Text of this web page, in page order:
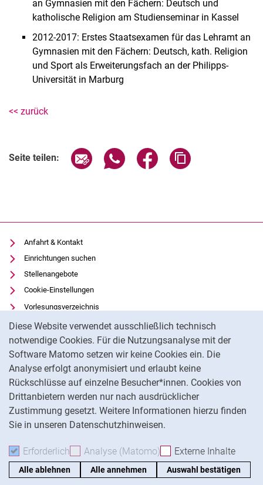
Diese Website verwendet ausschließlich technisch
notwendige Cookies. Für die Nutzungsanalyse mit der
Software Matomo setzen wir keine Cookies ein. Die
Analyse erfolgt anonymisiert und erlaubt keine
Rückschlüsse auf einzelne Besucher*innen. Cookies von
Drittanbietern werden nur nach ausdrücklicher
Zustimmung gesetzt. Weitere Informationen hierzu finden
Sie in unseren Datenschutzhinweisen.
Erforderlich Erforderliche Cookies akzeptieren
Analyse (Matomo) Analyse-Cookies
Externe Inhalte
Alle ablehnen Alle annehmen Auswahl bestätigen
an Gymnasien mit den Fächern: Deutsch und
katholische Religion am Studienseminar in Kassel
2012-2017: Erstes Staatsexamen für das Lehramt an
Gymnasien mit den Fächern: Deutsch, kath. Religion
und Sport als Erweiterungsfach an der Philipps-
Universität in Marburg
<< zurück
Seite teilen: Seite über E-Mail teilen
Seite über WhatsApp teilen
Seite über Facebook
Anfahrt & Kontakt
Einrichtungen suchen
Stellenangebote
Cookie-Einstellungen
Vorlesungsverzeichnis
Uni-Bibliothek
Moodle
Panopto
Datenschutz
Barrierefreiheit